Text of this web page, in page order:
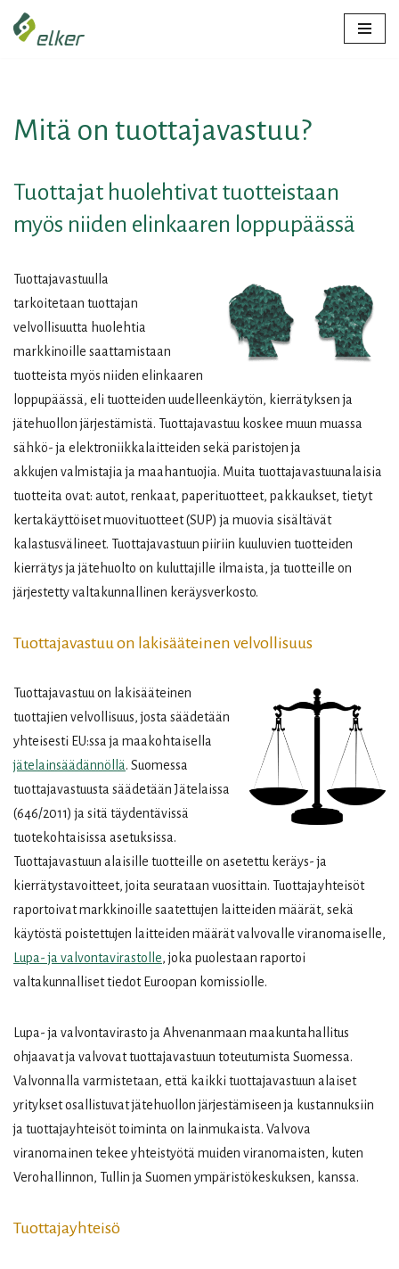
Siirry
Mitä on tuottajavastuu?
Tuottajat huolehtivat tuotteistaan
myös niiden elinkaaren loppupäässä
Tuottajavastuulla
tarkoitetaan tuottajan
velvollisuutta huolehtia
markkinoille saattamistaan
tuotteista myös niiden elinkaaren
loppupäässä, eli tuotteiden uudelleenkäytön, kierrätyksen ja
jätehuollon järjestämistä. Tuottajavastuu koskee muun muassa
sähkö- ja elektroniikkalaitteiden sekä paristojen ja
akkujen valmistajia ja maahantuojia. Muita tuottajavastuunalaisia
tuotteita ovat: autot, renkaat, paperituotteet, pakkaukset, tietyt
kertakäyttöiset muovituotteet (SUP) ja muovia sisältävät
kalastusvälineet. Tuottajavastuun piiriin kuuluvien tuotteiden
kierrätys ja jätehuolto on kuluttajille ilmaista, ja tuotteille on
järjestetty valtakunnallinen keräysverkosto.
Tuottajavastuu on lakisääteinen velvollisuus
Tuottajavastuu on lakisääteinen
tuottajien velvollisuus, josta säädetään
yhteisesti EU:ssa ja maakohtaisella
jätelainsäädännöllä. Suomessa
tuottajavastuusta säädetään Jätelaissa
(646/2011) ja sitä täydentävissä
tuotekohtaisissa asetuksissa.
Tuottajavastuun alaisille tuotteille on asetettu keräys- ja
kierrätystavoitteet, joita seurataan vuosittain. Tuottajayhteisöt
raportoivat markkinoille saatettujen laitteiden määrät, sekä
käytöstä poistettujen laitteiden määrät valvovalle viranomaiselle,
Lupa- ja valvontavirastolle, joka puolestaan raportoi
valtakunnalliset tiedot Euroopan komissiolle.
Lupa- ja valvontavirasto ja Ahvenanmaan maakuntahallitus
ohjaavat ja valvovat tuottajavastuun toteutumista Suomessa.
Valvonnalla varmistetaan, että kaikki tuottajavastuun alaiset
yritykset osallistuvat jätehuollon järjestämiseen ja kustannuksiin
ja tuottajayhteisöt toiminta on lainmukaista. Valvova
viranomainen tekee yhteistyötä muiden viranomaisten, kuten
Verohallinnon, Tullin ja Suomen ympäristökeskuksen, kanssa.
Tuottajayhteisö